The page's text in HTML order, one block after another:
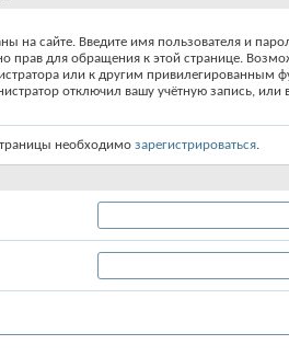
на сайте. Введите имя пользователя и
прав для обращения к этой странице.
или к другим привилегированным
отключил вашу учётную запись, или
необходимо зарегистрироваться.